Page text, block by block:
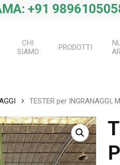
+91
CHI
SIAMO
PRODOTTI
TESTER per INGRANAGGI,